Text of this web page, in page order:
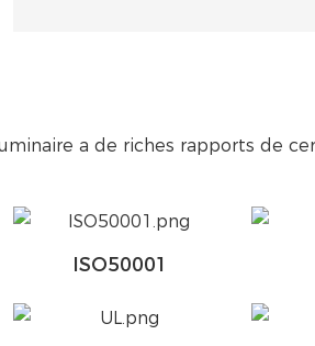
a de riches rapports de
ISO50001